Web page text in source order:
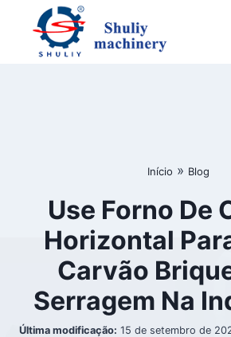
content
Início » Blog
Use Forno De
Horizontal
Carvão
Serragem Na
Última modificação: 15 de setembro de